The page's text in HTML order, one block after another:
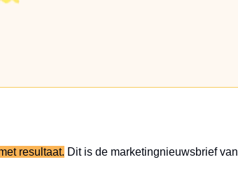
resultaat. Dit is de marketingnieuwsbrief van